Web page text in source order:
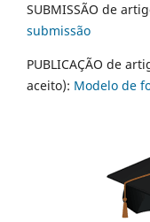
SUBMISSÃO de
submissão
PUBLICAÇÃO de
aceito): Modelo de